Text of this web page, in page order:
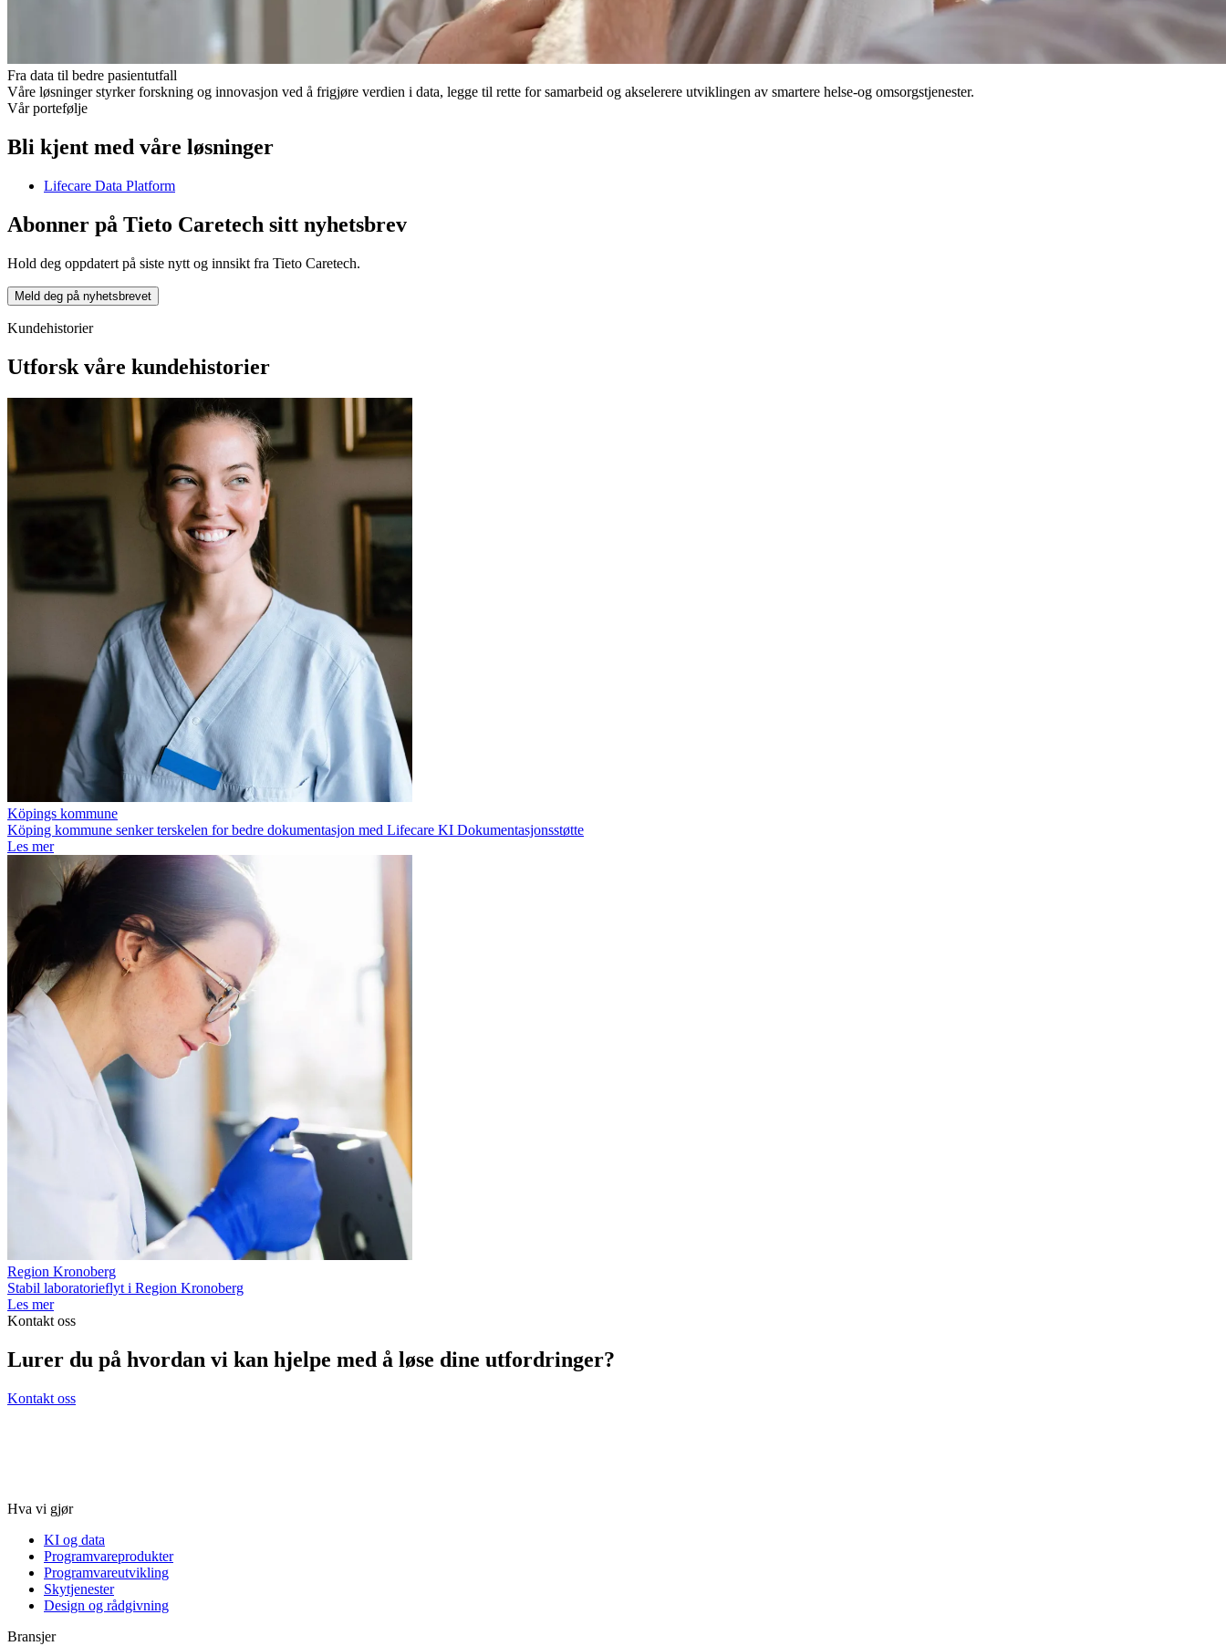
Fra data til bedre pasientutfall
Våre løsninger styrker forskning og innovasjon ved å frigjøre verdien i data, legge til rette for samarbeid og akselerere utviklingen av smartere helse-og omsorgstjenester.
Vår portefølje
Bli kjent med våre løsninger
Lifecare Data Platform
Abonner på Tieto Caretech sitt nyhetsbrev
Hold deg oppdatert på siste nytt og innsikt fra Tieto Caretech.
Meld deg på nyhetsbrevet
Kundehistorier
Utforsk våre kundehistorier
Köpings kommune
Köping kommune senker terskelen for bedre dokumentasjon med Lifecare KI Dokumentasjonsstøtte
Les mer
Region Kronoberg
Stabil laboratorieflyt i Region Kronoberg
Les mer
Kontakt oss
Lurer du på hvordan vi kan hjelpe med å løse dine utfordringer?
Kontakt oss
Hva vi gjør
KI og data
Programvareprodukter
Programvareutvikling
Skytjenester
Design og rådgivning
Bransjer